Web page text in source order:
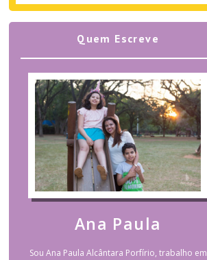
Quem Escreve
Ana Paula
Sou Ana Paula Alcântara Porfírio, trabalho em